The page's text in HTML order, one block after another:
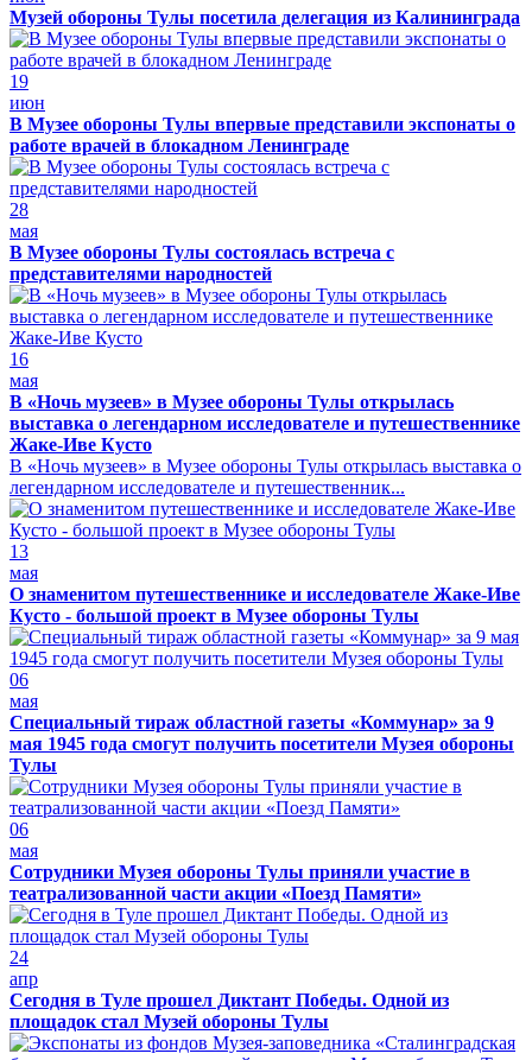
Музей обороны Тулы посетила делегация из Калининграда
19
июн
В Музее обороны Тулы впервые представили экспонаты о
работе врачей в блокадном Ленинграде
28
мая
В Музее обороны Тулы состоялась встреча с
представителями народностей
16
мая
В «Ночь музеев» в Музее обороны Тулы открылась
выставка о легендарном исследователе и путешественнике
Жаке-Иве Кусто
В «Ночь музеев» в Музее обороны Тулы открылась выставка о
легендарном исследователе и путешественник...
13
мая
О знаменитом путешественнике и исследователе Жаке-Иве
Кусто - большой проект в Музее обороны Тулы
06
мая
Специальный тираж областной газеты «Коммунар» за 9
мая 1945 года смогут получить посетители Музея обороны
Тулы
06
мая
Сотрудники Музея обороны Тулы приняли участие в
театрализованной части акции «Поезд Памяти»
24
апр
Сегодня в Туле прошел Диктант Победы. Одной из
площадок стал Музей обороны Тулы